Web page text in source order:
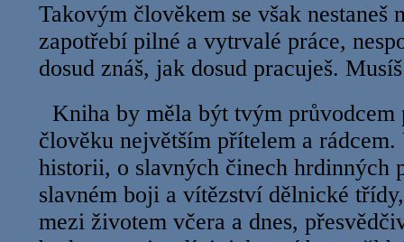
Takovým člověkem se však nestaneš
zapotřebí pilné a vytrvalé práce,
dosud znáš, jak dosud pracuješ.
Kniha by měla být tvým průvodcem
člověku největším přítelem a
historii, o slavných činech hrdinných
slavném boji a vítězství dělnické
mezi životem včera a dnes,